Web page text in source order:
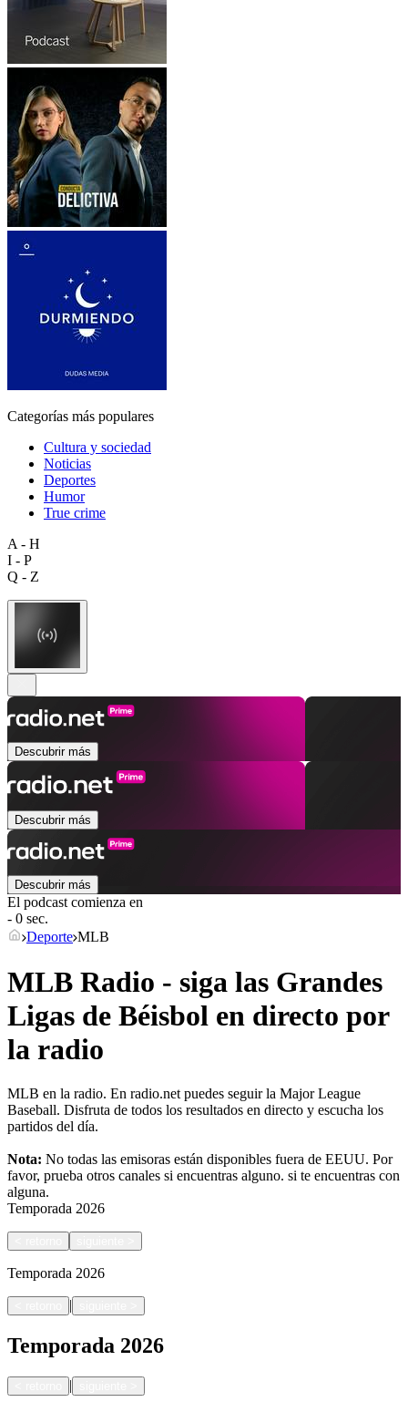
Categorías más populares
Cultura y sociedad
Noticias
Deportes
Humor
True crime
A - H
I - P
Q - Z
Descubrir más
Descubrir más
Descubrir más
El podcast comienza en
- 0 sec.
Deporte MLB
MLB Radio - siga las Grandes
Ligas de Béisbol en directo por
la radio
MLB en la radio. En radio.net puedes seguir la Major League
Baseball. Disfruta de todos los resultados en directo y escucha los
partidos del día.
Nota: No todas las emisoras están disponibles fuera de EEUU. Por
favor, prueba otros canales si encuentras alguno. si te encuentras con
alguna.
Temporada 2026
Temporada 2026
|
Temporada 2026
|